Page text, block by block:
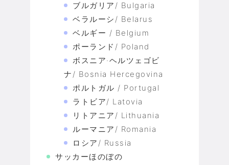
ブルガリア/ Bulgaria
ベラルーシ/ Belarus
ベルギー / Belgium
ポーランド/ Poland
ボスニア·ヘルツェゴビ
ナ/ Bosnia Hercegovina
ポルトガル / Portugal
ラトビア/ Latovia
リトアニア/ Lithuania
ルーマニア/ Romania
ロシア/ Russia
サッカーほのぼの